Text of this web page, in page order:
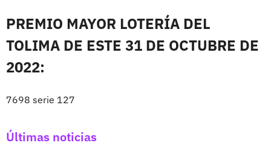
PREMIO MAYOR LOTERÍA DEL
TOLIMA DE ESTE 31 DE OCTUBRE DE
2022:
7698 serie 127
Últimas noticias